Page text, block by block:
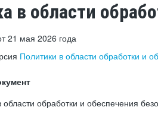
в области
21 мая 2026 года
Политики в области обработки и
области обработки и обеспечения